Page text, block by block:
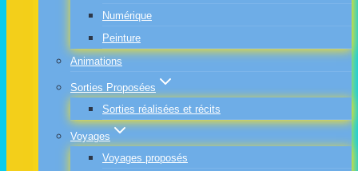
Numérique
Peinture
Animations
Sorties Proposées
Sorties réalisées et récits
Voyages
Voyages proposés